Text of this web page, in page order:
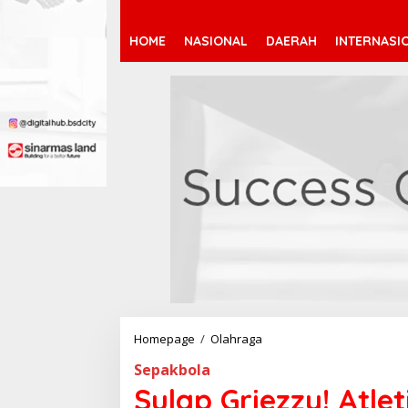
HOME NASIONAL DAERAH
Homepage / Olahraga
p
Sepakbola
Sulap Griezzy!